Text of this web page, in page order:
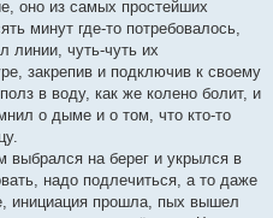
оно из самых простейших
минут где-то потребовалось,
линии, чуть-чуть их
закрепив и подключив к своему
в воду, как же колено болит, и
о дыме и о том, что кто-то
на берег и укрылся в
надо подлечиться, а то даже
инициация прошла, пых вышел